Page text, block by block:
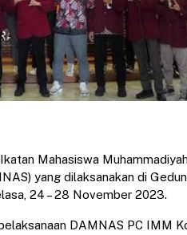
Mahasiswa
yang dilaksanakan di
24 – 28 November 2023.
DAMNAS PC IMM